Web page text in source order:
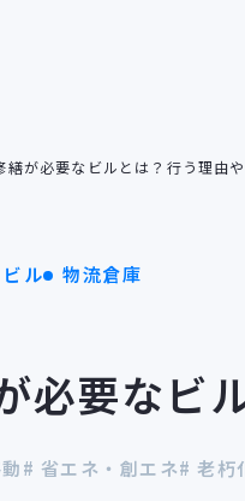
対応施設一覧
工場リノベーション
繕が必要なビルとは？行う理由
ビル 物流倉庫
必要なビ
# 省エネ・創エネ# 老朽